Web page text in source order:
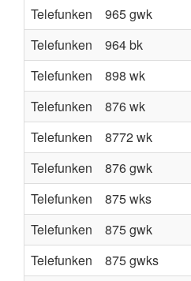
Telefunken
965 gwk
Telefunken
964 bk
Telefunken
898 wk
Telefunken
876 wk
Telefunken
8772 wk
Telefunken
876 gwk
Telefunken
875 wks
Telefunken
875 gwk
Telefunken
875 gwks